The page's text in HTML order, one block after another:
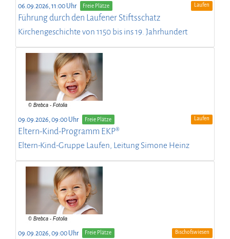
06.09.2026, 11:00 Uhr Freie Plätze Laufen
Führung durch den Laufener Stiftsschatz
Kirchengeschichte von 1150 bis ins 19. Jahrhundert
09.09.2026, 09:00 Uhr Freie Plätze Laufen
Eltern-Kind-Programm EKP®
Eltern-Kind-Gruppe Laufen, Leitung Simone Heinz
09.09.2026, 09:00 Uhr Freie Plätze Bischofswiesen